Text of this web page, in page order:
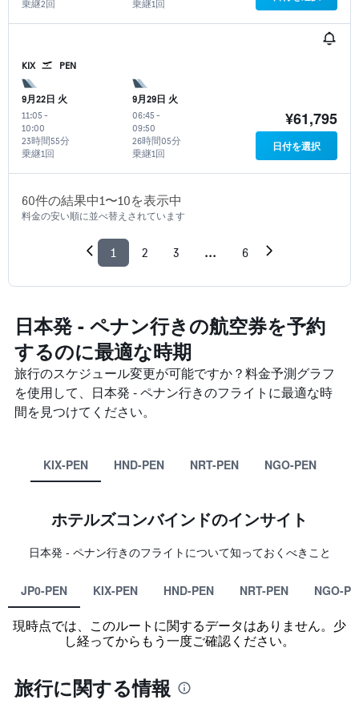
乗継2回 乗継1回
KIX PEN
9月22日 火
11:05 -
10:00
乗継1回
23時間55分
9月29日 火
06:45 -
09:50
乗継1回
26時間05分
¥61,795
日付を選択
60​件の結果中1​〜10​を表示中
料金の安い順に並べ替えされています
1 2 3 ... 6
日本発 - ペナン​行きの航空券を予約
するのに最適な時期
旅行のスケジュール変更が可能ですか？料金予測グラフ
を使用して、日本発 - ペナン​行きのフライトに最適な時
間を見つけてください。
KIX-PEN HND-PEN NRT-PEN NGO-PEN
ホテルズコンバインド​のインサイト
日本​発 - ペナン​行きのフライトについて知っておくべきこと
JP0-PEN KIX-PEN HND-PEN NRT-PEN NGO-
現時点では、このルートに関するデータはありません。少
し経ってからもう一度ご確認ください。
旅行に関する情報